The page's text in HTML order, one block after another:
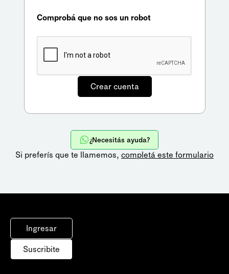
Comprobá que no sos un robot
¿Necesitás ayuda?
Si preferís que te llamemos, completá este formulario
Ingresar
Suscribite